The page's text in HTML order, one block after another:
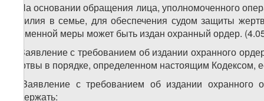
1. На основании обращения лица, уполномоченного
насилия в семье, для обеспечения судом защиты
временной меры может быть издан охранный ордер.
2. Заявление с требованием об издании охранного
жертвы в порядке, определенном настоящим
3. Заявление с требованием об издании
содержать: